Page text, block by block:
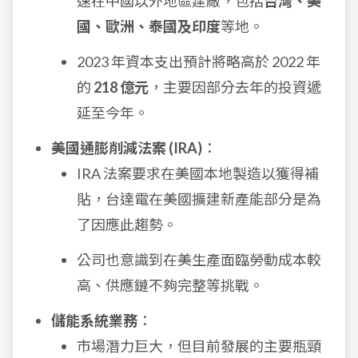
國、歐洲、泰國及印度等地。
2023 年資本支出預計將略高於 2022 年
的 218 億元 ，主要因部分去年的投資遞
延至今年。
美國通膨削減法案 (IRA) ：
IRA 法案要求在美國本地製造以獲得補
貼，台達電在美國擴建新產能部分是為
了因應此趨勢。
公司也意識到在美生產面臨勞動成本較
高、供應鏈不夠完整等挑戰。
儲能系統業務 ：
市場潛力巨大，但目前發展的主要瓶頸